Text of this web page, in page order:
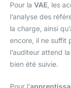
Pour la VAE , les
l’analyse des
la charge, ainsi
encore, il ne suffit
l’auditeur attend
bien été suivie.